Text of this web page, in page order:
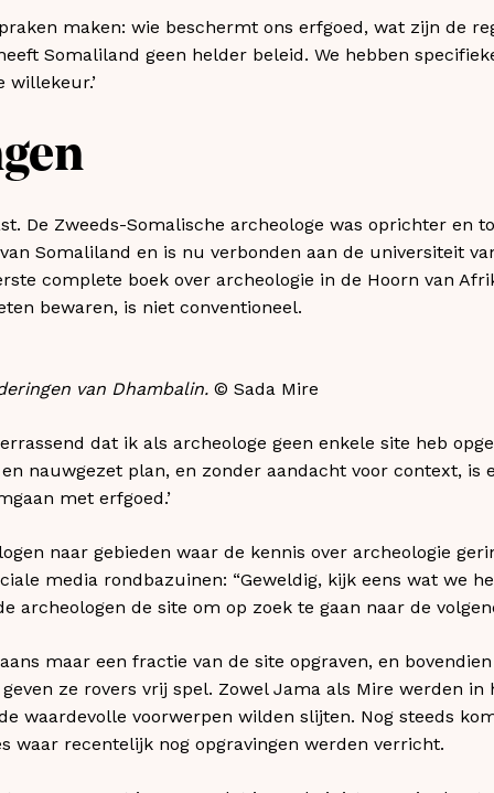
maken: wie beschermt ons erfgoed, wat zijn de
Somaliland geen helder beleid. We hebben
willekeur.’
De Zweeds-Somalische archeologe was oprichter en
Somaliland en is nu verbonden aan de universiteit
complete boek over archeologie in de Hoorn van
bewaren, is niet conventioneel.
van Dhambalin. © Sada Mire
dat ik als archeologe geen enkele site heb
nauwgezet plan, en zonder aandacht voor context, is
met erfgoed.’
naar gebieden waar de kennis over archeologie
media rondbazuinen: “Geweldig, kijk eens wat we
archeologen de site om op zoek te gaan naar de
maar een fractie van de site opgraven, en
ze rovers vrij spel. Zowel Jama als Mire werden in
waardevolle voorwerpen wilden slijten. Nog steeds
waar recentelijk nog opgravingen werden verricht.